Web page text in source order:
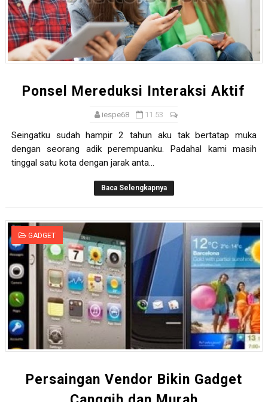
Ponsel Mereduksi Interaksi Aktif
iespe68 11.53
Seingatku sudah hampir 2 tahun aku tak bertatap muka
dengan seorang adik perempuanku. Padahal kami masih
tinggal satu kota dengan jarak anta...
Baca Selengkapnya
GADGET
Persaingan Vendor Bikin Gadget